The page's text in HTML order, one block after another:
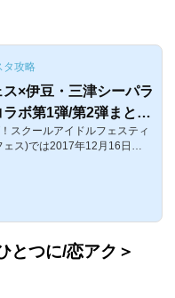
タ攻略
ス×伊豆・三津シーパラ
ラボ第1弾/第2弾まとめ
イブ！サンシャイ
スクールアイドルフェスティ
ェス)では2017年12月16日
スクフェス×伊豆・三津シー
三津シーパラダイスコラボの
とつに/恋アク＞